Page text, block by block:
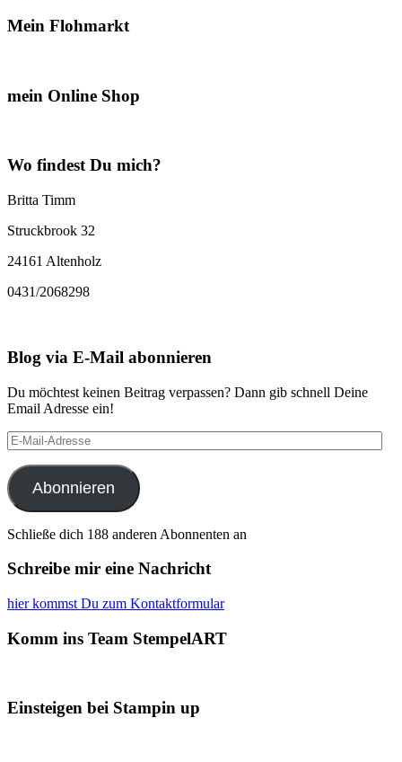
Mein Flohmarkt
mein Online Shop
Wo findest Du mich?
Britta Timm
Struckbrook 32
24161 Altenholz
0431/2068298
Blog via E-Mail abonnieren
Du möchtest keinen Beitrag verpassen? Dann gib schnell Deine
Email Adresse ein!
E-
Mail-
Adresse
Abonnieren
Schließe dich 188 anderen Abonnenten an
Schreibe mir eine Nachricht
hier kommst Du zum Kontaktformular
Komm ins Team StempelART
Einsteigen bei Stampin up